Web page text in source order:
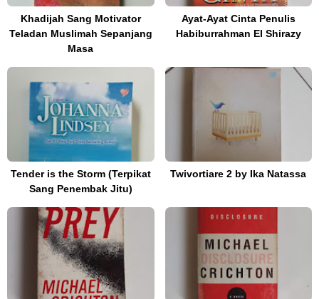
Khadijah Sang Motivator
Teladan Muslimah Sepanjang
Masa
Ayat-Ayat Cinta Penulis
Habiburrahman El Shirazy
Tender is the Storm (Terpikat
Sang Penembak Jitu)
Twivortiare 2 by Ika Natassa